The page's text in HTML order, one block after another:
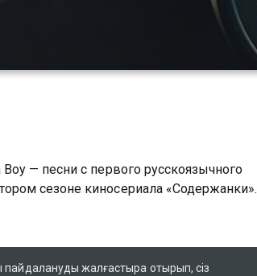
— песни с первого русскоязычного
сезоне киносериала «Содержанки».
пайдалануды жалғастыра отырып, сіз